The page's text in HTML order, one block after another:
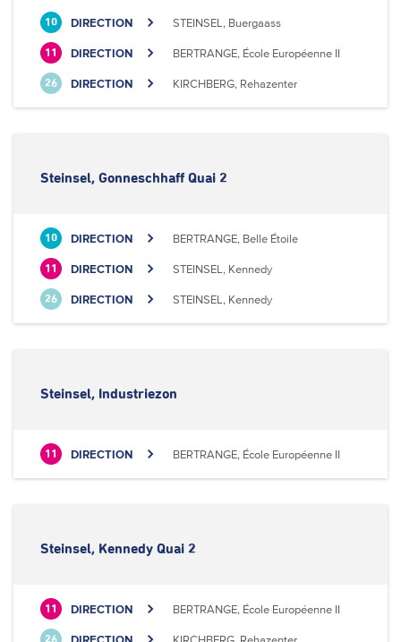
10 DIRECTION STEINSEL, Buergaass
11 DIRECTION BERTRANGE, École Européenne II
26 DIRECTION KIRCHBERG, Rehazenter
Steinsel, Gonneschhaff Quai 2
10 DIRECTION BERTRANGE, Belle Étoile
11 DIRECTION STEINSEL, Kennedy
26 DIRECTION STEINSEL, Kennedy
Steinsel, Industriezon
11 DIRECTION BERTRANGE, École Européenne II
Steinsel, Kennedy Quai 2
11 DIRECTION BERTRANGE, École Européenne II
DIRECTION KIRCHBERG, Rehazenter